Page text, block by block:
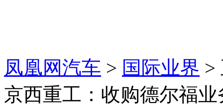
凤凰网汽车 > 国际业界 >
京西重工：收购德尔福